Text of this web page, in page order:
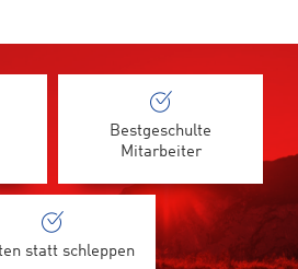
Bestgeschulte
Mitarbeiter
statt schleppen